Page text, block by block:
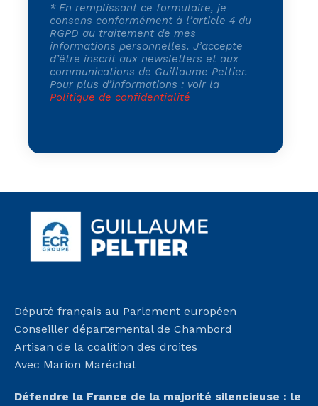
* En remplissant ce formulaire, je
consens conformément à l’article 4 du
RGPD au traitement de mes
informations personnelles. J’accepte
d’être inscrit aux newsletters et aux
communications de Guillaume Peltier.
Pour plus d’informations : voir la
Politique de confidentialité
Député français au Parlement européen
Conseiller départemental de Chambord
Artisan de la coalition des droites
Avec Marion Maréchal
Défendre la France de la majorité silencieuse : le